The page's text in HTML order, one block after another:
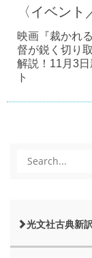
〈イベント
映画『裁かれ
督が鋭く切り
解説！11月3
ト
光文社古典新